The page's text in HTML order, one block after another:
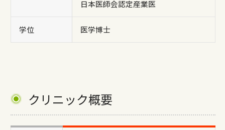
日本医師会認定産業医
学位 医学博士
クリニック概要